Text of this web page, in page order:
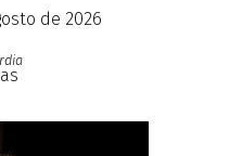
de 2026